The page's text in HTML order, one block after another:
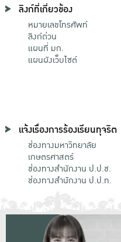
ลิงก์ที่เกี่ยวข้อง
หมายเลขโทรศัพท์
ลิงก์ด่วน
แผนที่ มก.
แผนผังเว็บไซต์
แจ้งเรื่องการร้องเรียนทุจริต
ช่องทางมหาวิทยาลัย
เกษตรศาสตร์
ช่องทางสำนักงาน ป.ป.ช.
ช่องทางสำนักงาน ป.ป.ท.